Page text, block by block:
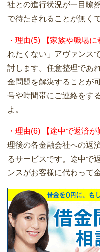
社との進行状況が一目瞭
で待たされることが無く
・理由(5) 【家族や職場に
れたくない」アヴァンス
討します。任意整理であ
金問題を解決することが
号や時間帯にご連絡をす
よ。
・理由(6) 【途中で返済
理後の各金融会社への返
るサービスです。途中で
ンスがお客様に代わって